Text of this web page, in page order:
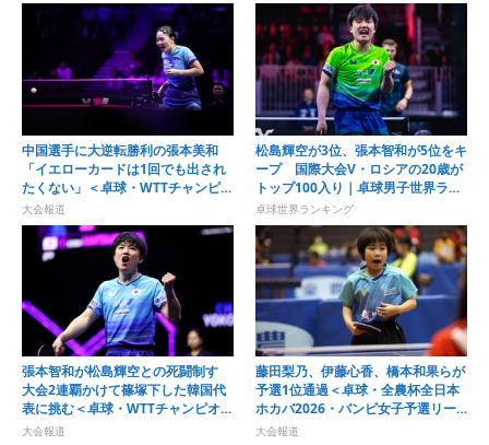
中国選手に大逆転勝利の張本美和
「イエローカードは1回でも出され
たくない」＜卓球・WTTチャンピオ
ンズ横浜2026＞
大会報道
松島輝空が3位、張本智和が5位をキ
ープ 国際大会V・ロシアの20歳が
トップ100入り｜卓球男子世界ラン
キング（2026年第32週）
卓球世界ランキング
張本智和が松島輝空との死闘制す
大会2連覇かけて篠塚下した韓国代
表に挑む＜卓球・WTTチャンピオン
ズ横浜2026＞
大会報道
藤田梨乃、伊藤心香、橋本和果らが
予選1位通過＜卓球・全農杯全日本
ホカバ2026・バンビ女子予選リー
グ＞
大会報道